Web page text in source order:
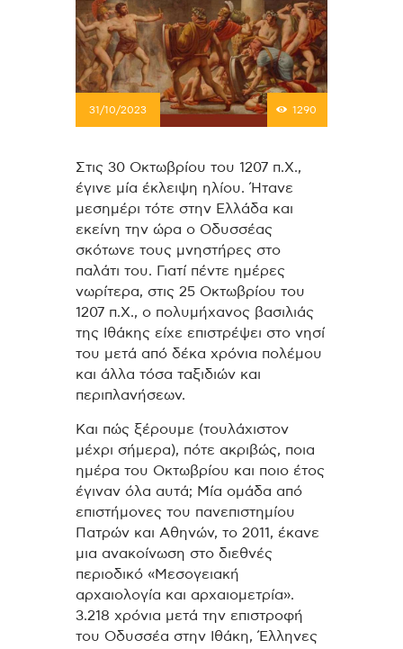
31/10/2023 1290
Στις 30 Οκτωβρίου του 1207 π.Χ.,
έγινε μία έκλειψη ηλίου. Ήτανε
μεσημέρι τότε στην Ελλάδα και
εκείνη την ώρα ο Οδυσσέας
σκότωνε τους μνηστήρες στο
παλάτι του. Γιατί πέντε ημέρες
νωρίτερα, στις 25 Οκτωβρίου του
1207 π.Χ., ο πολυμήχανος βασιλιάς
της Ιθάκης είχε επιστρέψει στο νησί
του μετά από δέκα χρόνια πολέμου
και άλλα τόσα ταξιδιών και
περιπλανήσεων.
Και πώς ξέρουμε (τουλάχιστον
μέχρι σήμερα), πότε ακριβώς, ποια
ημέρα του Οκτωβρίου και ποιο έτος
έγιναν όλα αυτά; Μία ομάδα από
επιστήμονες του πανεπιστημίου
Πατρών και Αθηνών, το 2011, έκανε
μια ανακοίνωση στο διεθνές
περιοδικό «Μεσογειακή
αρχαιολογία και αρχαιομετρία».
3.218 χρόνια μετά την επιστροφή
του Οδυσσέα στην Ιθάκη, Έλληνες